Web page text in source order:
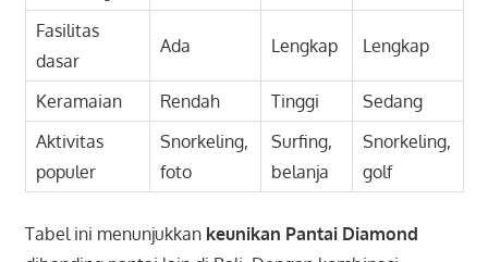
Fasilitas
dasar
Ada Lengkap Lengkap
Keramaian Rendah Tinggi
Sedang
Aktivitas
populer
Snorkeling,
foto
Surfing,
belanja
Snorkeling,
golf
Tabel ini menunjukkan keunikan Pantai Diamond